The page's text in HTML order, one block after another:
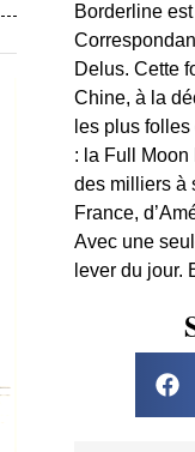
Borderline
Delus. Cette
Chine, à la
les plus
: la Full Moon
des milliers à
France,
Avec une
lever du jour.